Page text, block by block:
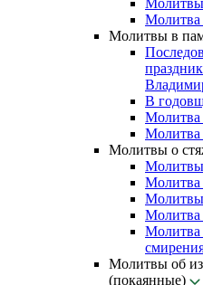
Молитвы
Молитва
Молитвы в
В
Молитва
Молитва
Молитвы о
Молитвы
Молитва
Молитвы
Молитва
Молитвы об
(покаянные)